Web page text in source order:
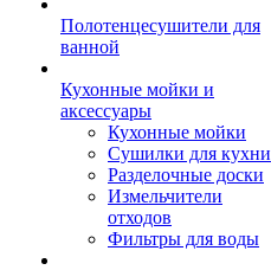
Полотенцесушители для
ванной
Кухонные мойки и
аксессуары
Кухонные мойки
Сушилки для кухни
Разделочные доски
Измельчители
отходов
Фильтры для воды